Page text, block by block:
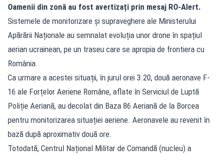
Oamenii din zonă au fost avertizați prin mesaj RO-Alert.
Sistemele de monitorizare și supraveghere ale Ministerului
Apărării Naționale au semnalat evoluția unor drone în spațiul
aerian ucrainean, pe un traseu care se apropia de frontiera cu
România.
Ca urmare a acestei situații, în jurul orei 3.20, două aeronave F-
16 ale Forțelor Aeriene Române, aflate în Serviciul de Luptă
Poliție Aeriană, au decolat din Baza 86 Aeriană de la Borcea
pentru monitorizarea situației aeriene. Aeronavele au revenit în
bază după aproximativ două ore.
Totodată, Centrul Național Militar de Comandă (nucleu) a